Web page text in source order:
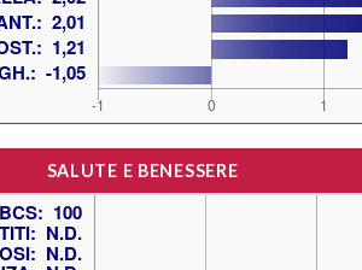
SALUTE E BENESSERE